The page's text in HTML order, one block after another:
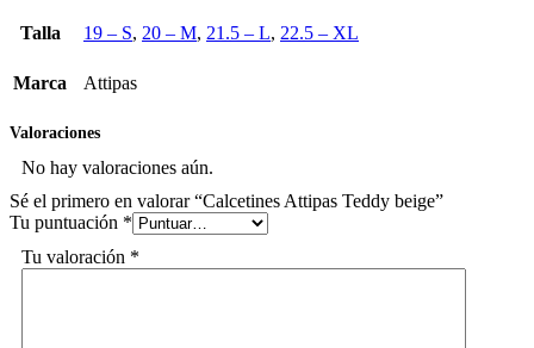
Talla 19 – S, 20 – M, 21.5 – L, 22.5 – XL
Marca Attipas
Valoraciones
No hay valoraciones aún.
Sé el primero en valorar “Calcetines Attipas Teddy beige”
Tu puntuación *
Tu valoración *